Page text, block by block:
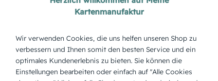
Produktbeschreibung
Süß, verspielt und farbenfroh: Der „Bonbon Traum“ ist ideal
für eine farbenfrohe Geburtstagstafel mit Candy-Vibes. Mit
wenigen Klicks wird diese Tischkarte im Designer zu deinem
Kartenmanufaktur
Wir verwenden Cookies, die uns helfen unseren Shop zu
verbessern und Ihnen somit den besten Service und ein
optimales Kundenerlebnis zu bieten. Sie können die
Einstellungen bearbeiten oder einfach auf "Alle Cookies